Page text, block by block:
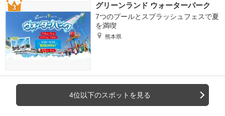
グリーンランド ウォーターパーク
7つのプールとスプラッシュフェスで夏
を満喫
熊本県
4位以下のスポットを見る